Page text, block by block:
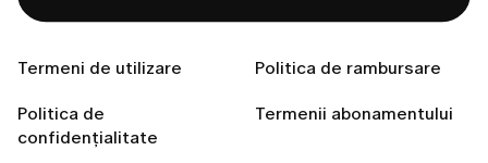
Termeni de utilizare Politica de rambursare
Politica de
confidențialitate
Termenii abonamentului
Pasul 2: Testul bijuteriilor
Conectează-te cu noi